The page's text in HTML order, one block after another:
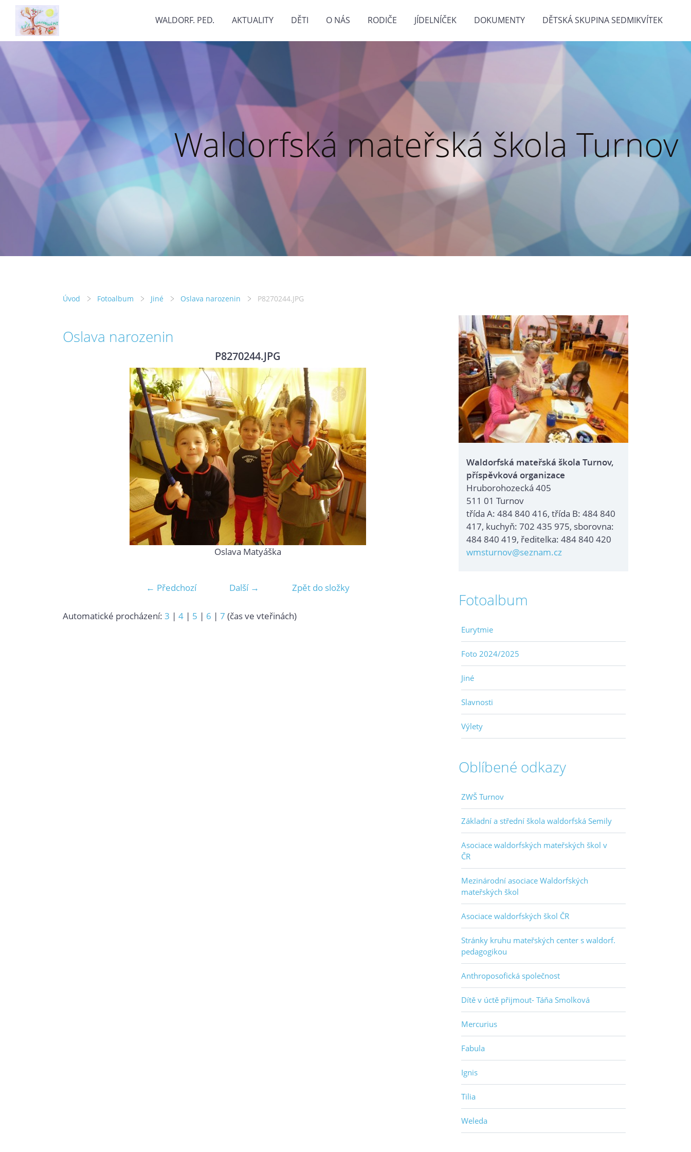
WALDORF. PED. AKTUALITY DĚTI O NÁS RODIČE JÍDELNÍČEK DOKUMENTY DĚTSKÁ SKUPINA SEDMIKVÍTEK
Waldorfská mateřská škola Turnov
Úvod Fotoalbum Jiné Oslava narozenin P8270244.JPG
Oslava narozenin
P8270244.JPG
Oslava Matyáška
← Předchozí Další → Zpět do složky
Automatické procházení: 3 | 4 | 5 | 6 | 7 (čas ve vteřinách)
Waldorfská mateřská škola Turnov,
příspěvková organizace
Hruborohozecká 405
511 01 Turnov
třída A: 484 840 416, třída B: 484 840
417, kuchyň: 702 435 975, sborovna:
484 840 419, ředitelka: 484 840 420
wmsturnov@seznam.cz
Fotoalbum
Eurytmie
Foto 2024/2025
Jiné
Slavnosti
Výlety
Oblíbené odkazy
ZWŠ Turnov
Základní a střední škola waldorfská Semily
Asociace waldorfských mateřských škol v
ČR
Mezinárodní asociace Waldorfských
mateřských škol
Asociace waldorfských škol ČR
Stránky kruhu mateřských center s waldorf.
pedagogikou
Anthroposofická společnost
Dítě v úctě přijmout- Táňa Smolková
Mercurius
Fabula
Ignis
Tilia
Weleda